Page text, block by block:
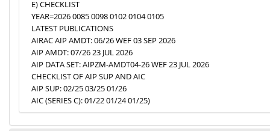
E) CHECKLIST
YEAR=2026 0085 0098 0102 0104 0105
LATEST PUBLICATIONS
AIRAC AIP AMDT: 06/26 WEF 03 SEP 2026
AIP AMDT: 07/26 23 JUL 2026
AIP DATA SET: AIPZM-AMDT04-26 WEF 23 JUL 2026
CHECKLIST OF AIP SUP AND AIC
AIP SUP: 02/25 03/25 01/26
AIC (SERIES C): 01/22 01/24 01/25)